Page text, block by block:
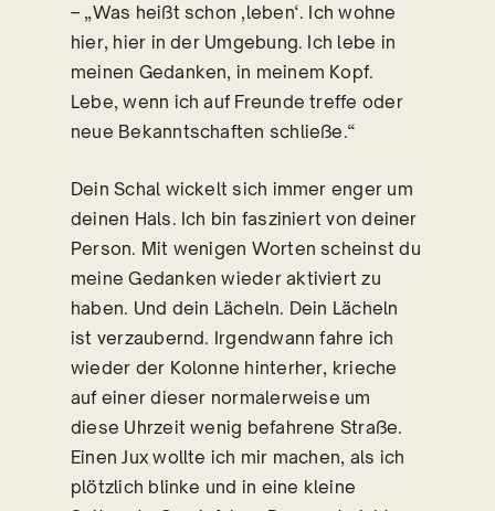
– „Was heißt schon ‚leben‘. Ich wohne
hier, hier in der Umgebung. Ich lebe in
meinen Gedanken, in meinem Kopf.
Lebe, wenn ich auf Freunde treffe oder
neue Bekanntschaften schließe.“
Dein Schal wickelt sich immer enger um
deinen Hals. Ich bin fasziniert von deiner
Person. Mit wenigen Worten scheinst du
meine Gedanken wieder aktiviert zu
haben. Und dein Lächeln. Dein Lächeln
ist verzaubernd. Irgendwann fahre ich
wieder der Kolonne hinterher, krieche
auf einer dieser normalerweise um
diese Uhrzeit wenig befahrene Straße.
Einen Jux wollte ich mir machen, als ich
plötzlich blinke und in eine kleine